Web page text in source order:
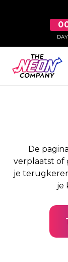
De
verplaatst of
je
je